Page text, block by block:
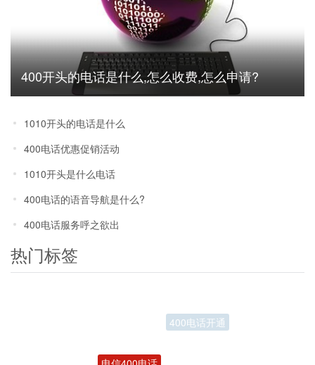
400开头的电话是什么,怎么收费,怎么申请?
1010开头的电话是什么
400电话优惠促销活动
1010开头是什么电话
400电话的语音导航是什么?
400电话服务呼之欲出
热门标签